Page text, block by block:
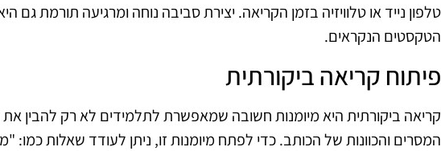
טלפון נייד או טלוויזיה בזמן הקריאה. יצירת סביבה נוחה ומרגיעה תורמת גם
הטקסטים הנקראים.
פיתוח קריאה ביקורתית
קריאה ביקורתית היא מיומנות חשובה שמאפשרת לתלמידים לא רק להבין
המסרים והכוונות של הכותב. כדי לפתח מיומנות זו, ניתן לעודד שאלות כמו: